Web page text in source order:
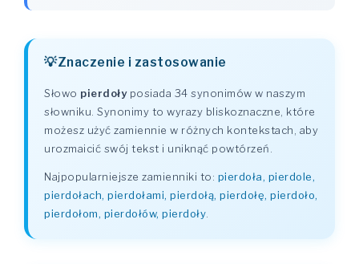
Znaczenie i zastosowanie
Słowo pierdołyposiada 34 synonimów w naszym
słowniku. Synonimy to wyrazy bliskoznaczne, które
możesz użyć zamiennie w różnych kontekstach, aby
urozmaicić swój tekst i uniknąć powtórzeń.
Najpopularniejsze zamienniki to: pierdoła, pierdole,
pierdołach, pierdołami, pierdołą, pierdołę, pierdoło,
pierdołom, pierdołów, pierdoły